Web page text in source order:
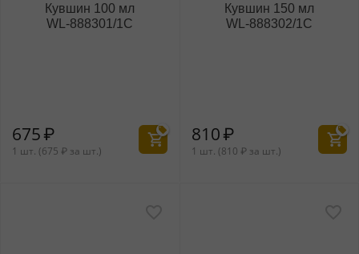
Кувшин 100 мл
WL‑888301/1C
675₽
1 шт. (675 ₽ за шт.)
Кувшин 150 мл
WL‑888302/1C
810₽
1 шт. (810 ₽ за шт.)